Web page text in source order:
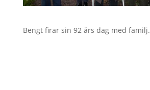
Bengt firar sin 92 års dag med familj.